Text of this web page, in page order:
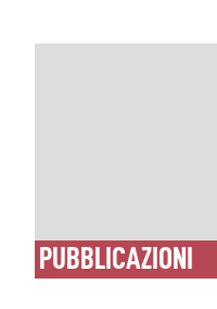
PUBBLICAZIONI